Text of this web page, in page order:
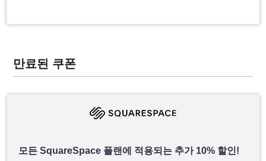
만료된 쿠폰
모든 SquareSpace 플랜에 적용되는 추가 10% 할인!